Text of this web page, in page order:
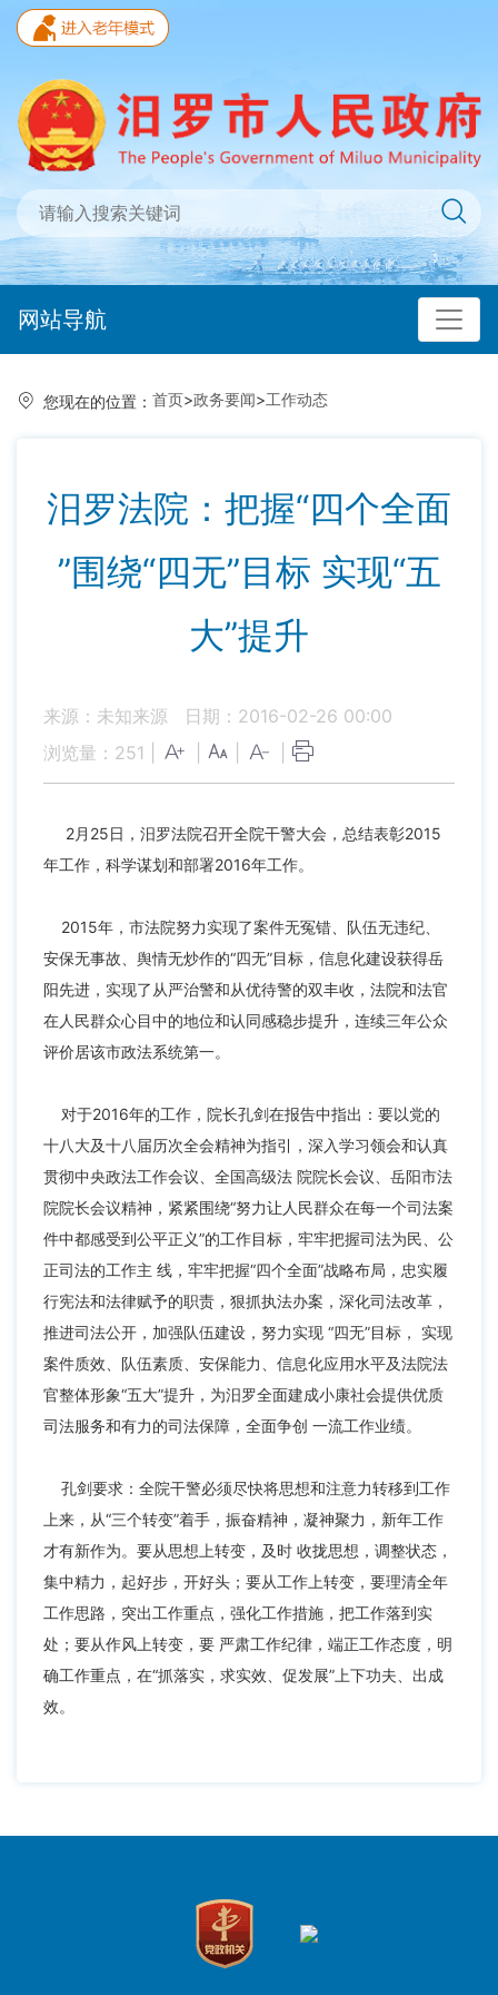
网站导航
您现在的位置： 首页>政务要闻>工作动态
汨罗法院：把握“四个全面
”围绕“四无”目标 实现“五
大”提升
来源：未知来源
日期：2016-02-26 00:00
浏览量： 251
2月25日，汨罗法院召开全院干警大会，总结表彰2015
年工作，科学谋划和部署2016年工作。
2015年，市法院努力实现了案件无冤错、队伍无违纪、
安保无事故、舆情无炒作的“四无”目标，信息化建设获得岳
阳先进，实现了从严治警和从优待警的双丰收，法院和法官
在人民群众心目中的地位和认同感稳步提升，连续三年公众
评价居该市政法系统第一。
对于2016年的工作，院长孔剑在报告中指出：要以党的
十八大及十八届历次全会精神为指引，深入学习领会和认真
贯彻中央政法工作会议、全国高级法 院院长会议、岳阳市法
院院长会议精神，紧紧围绕“努力让人民群众在每一个司法案
件中都感受到公平正义”的工作目标，牢牢把握司法为民、公
正司法的工作主 线，牢牢把握“四个全面”战略布局，忠实履
行宪法和法律赋予的职责，狠抓执法办案，深化司法改革，
推进司法公开，加强队伍建设，努力实现 “四无”目标， 实现
案件质效、队伍素质、安保能力、信息化应用水平及法院法
官整体形象“五大”提升，为汨罗全面建成小康社会提供优质
司法服务和有力的司法保障，全面争创 一流工作业绩。
孔剑要求：全院干警必须尽快将思想和注意力转移到工作
上来，从“三个转变”着手，振奋精神，凝神聚力，新年工作
才有新作为。要从思想上转变，及时 收拢思想，调整状态，
集中精力，起好步，开好头；要从工作上转变，要理清全年
工作思路，突出工作重点，强化工作措施，把工作落到实
处；要从作风上转变，要 严肃工作纪律，端正工作态度，明
确工作重点，在“抓落实，求实效、促发展”上下功夫、出成
效。